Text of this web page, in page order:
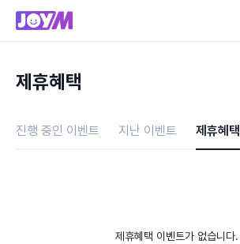
제휴혜택
진행 중인 이벤트 지난 이벤트 제휴혜택
제휴혜택 이벤트가 없습니다.